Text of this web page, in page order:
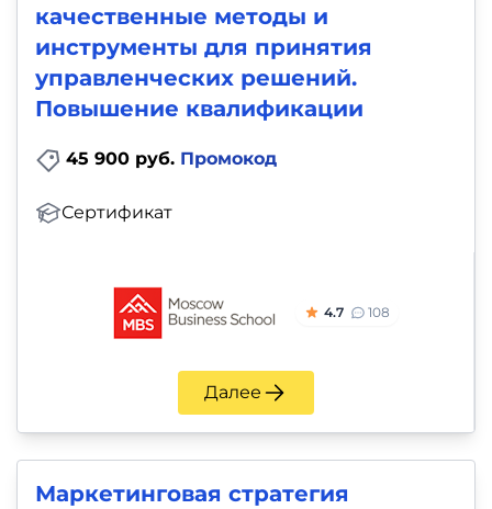
качественные методы и
инструменты для принятия
управленческих решений.
Повышение квалификации
45 900 руб. Промокод
Сертификат
4.7 108
Далее
Маркетинговая стратегия